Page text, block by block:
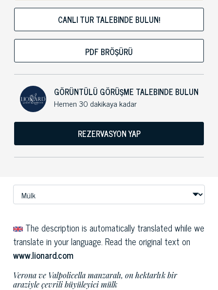
CANLI TUR TALEBINDE BULUN!
PDF BRÖŞÜRÜ
GÖRÜNTÜLÜ GÖRÜŞME TALEBINDE BULUN
Hemen 30 dakikaya kadar
REZERVASYON YAP
The description is automatically translated while we
translate in your language. Read the original text on
www.lionard.com
Verona ve Valpolicella manzaralı, on hektarlık bir
araziyle çevrili büyüleyici mülk